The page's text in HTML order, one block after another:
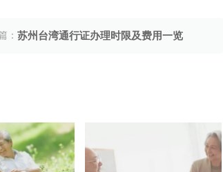
：苏州台湾通行证办理时限及费用一览